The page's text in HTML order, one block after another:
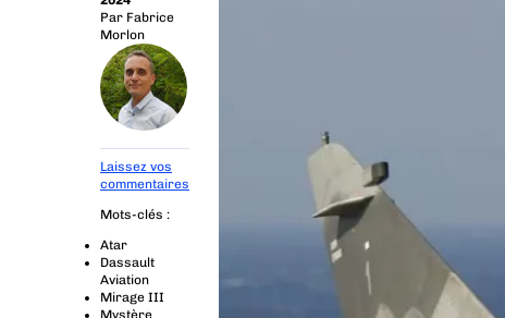
Par Fabrice
Morlon
Laissez vos
commentaires
Mots-clés :
Atar
Dassault
Aviation
Mirage III
Mystère